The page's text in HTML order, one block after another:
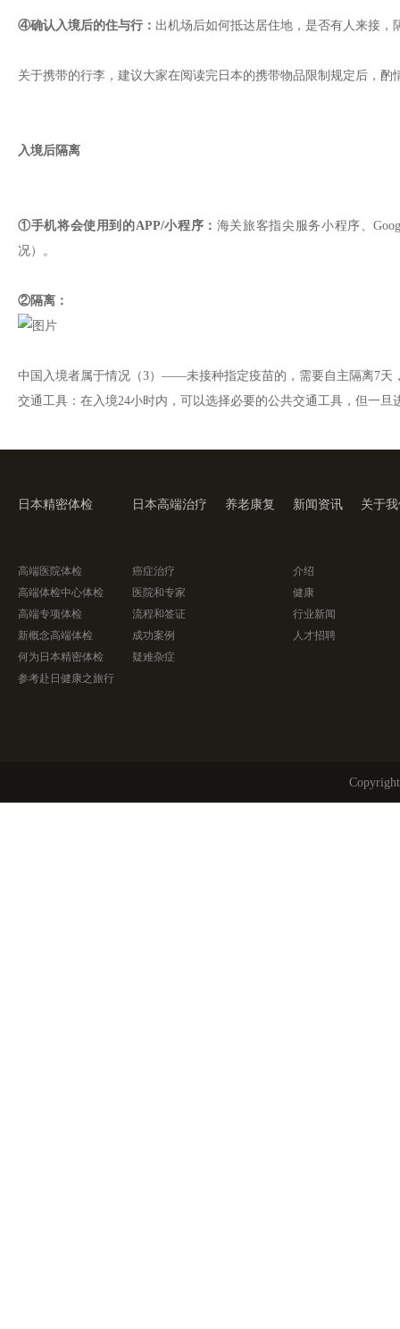
④确认入境后的住与行： 出机场后如何抵达居住地，是否有人来接，
关于携带的行李，建议大家在阅读完日本的携带物品限制规定后，酌
入境后隔离
①手机将会使用到的APP/小程序： 海关旅客指尖服务小程序、
况）。
②隔离：
中国入境者属于情况（3）——未接种指定疫苗的，需要自主隔离7
交通工具： 在入境24小时内，可以选择必要的公共交通工具，但一
日本精密体检
高端医院体检
高端体检中心体检
高端专项体检
新概念高端体检
何为日本精密体检
参考赴日健康之旅行
日本高端治疗
癌症治疗
医院和专家
流程和签证
成功案例
疑难杂症
养老康复 新闻资讯
介绍
健康
行业新闻
人才招聘
关于